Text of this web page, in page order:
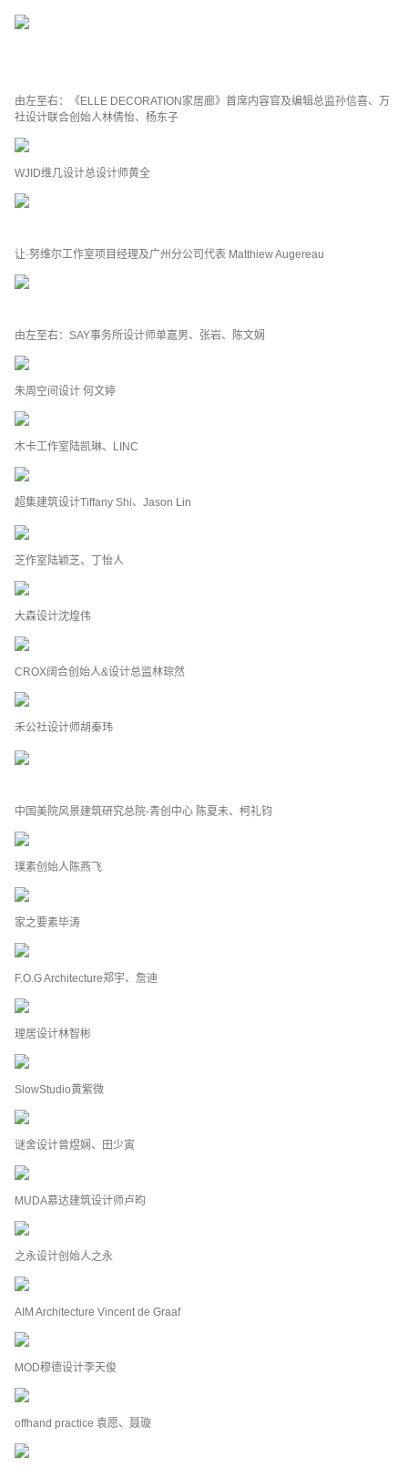
由左至右：《ELLE DECORATION家居廊》首席内容官及编辑总监孙信喜、万
社设计联合创始人林倩怡、杨东子
WJID维几设计总设计师黄全
让·努维尔工作室项目经理及广州分公司代表 Matthiew Augereau
由左至右：SAY事务所设计师单嘉男、张岩、陈文娴
朱周空间设计 何文婷
木卡工作室陆凯琳、LINC
超集建筑设计Tiffany Shi、Jason Lin
芝作室陆颖芝、丁怡人
大森设计沈煌伟
CROX阔合创始人&设计总监林琮然
禾公社设计师胡秦玮
中国美院风景建筑研究总院-青创中心 陈夏未、柯礼钧
璞素创始人陈燕飞
家之要素毕涛
F.O.G Architecture郑宇、詹迪
理居设计林智彬
SlowStudio黄紫微
谜舍设计曾煜娴、田少寅
MUDA慕达建筑设计师卢昀
之永设计创始人之永
AIM Architecture Vincent de Graaf
MOD穆德设计李天俊
offhand practice 袁愿、聂璇